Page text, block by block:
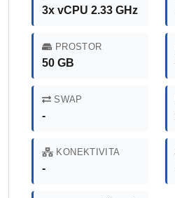
3x vCPU 2.33 GHz
PROSTOR
50 GB
SWAP
-
KONEKTIVITA
-